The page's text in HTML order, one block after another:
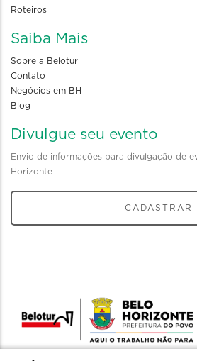
Roteiros
Saiba Mais
Sobre a Belotur
Contato
Negócios em BH
Blog
Divulgue seu evento
Envio de informações para divulgação de
Horizonte
CADASTRAR